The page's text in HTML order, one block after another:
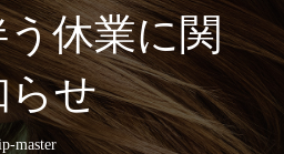
休業に関
らせ
master